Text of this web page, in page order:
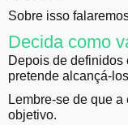
Sobre isso
Decida como
Depois de definidos
pretende alcançá-
Lembre-se de que
objetivo.